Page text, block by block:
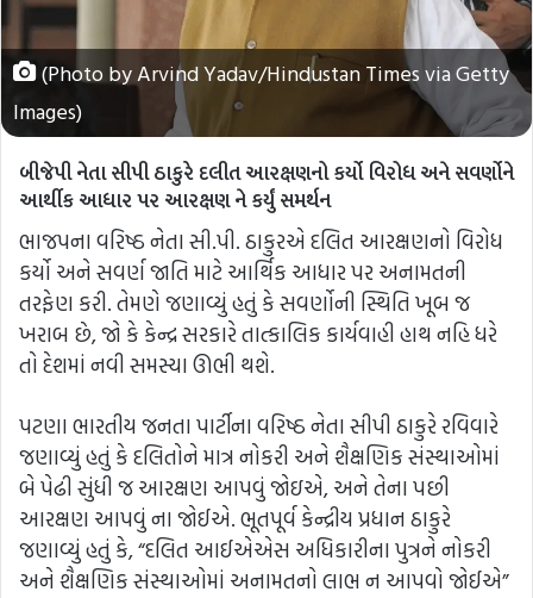
(Photo by Arvind Yadav/Hindustan Times via Getty
Images)
બીજેપી નેતા સીપી ઠાકુરે દલીત આરક્ષણનો કર્યો વિરોધ અને સવર્ણોને
આર્થીક આધાર પર આરક્ષણ ને કર્યું સમર્થન
ભાજપના વરિષ્ઠ નેતા સી.પી. ઠાકુરએ દલિત આરક્ષણનો વિરોધ
કર્યો અને સવર્ણ જાતિ માટે આર્થિક આધાર પર અનામતની
તરફેણ કરી. તેમણે જણાવ્યું હતું કે સવર્ણોની સ્થિતિ ખૂબ જ
ખરાબ છે, જો કે કેન્દ્ર સરકારે તાત્કાલિક કાર્યવાહી હાથ નહિ ધરે
તો દેશમાં નવી સમસ્યા ઊભી થશે.
પટણા ભારતીય જનતા પાર્ટીના વરિષ્ઠ નેતા સીપી ઠાકુરે રવિવારે
જણાવ્યું હતું કે દલિતોને માત્ર નોકરી અને શૈક્ષણિક સંસ્થાઓમાં
બે પેઢી સુંધી જ આરક્ષણ આપવું જોઇએ, અને તેના પછી
આરક્ષણ આપવું ના જોઈએ. ભૂતપૂર્વ કેન્દ્રીય પ્રધાન ઠાકુરે
જણાવ્યું હતું કે, “દલિત આઈએએસ અધિકારીના પુત્રને નોકરી
અને શૈક્ષણિક સંસ્થાઓમાં અનામતનો લાભ ન ​​આપવો જોઈએ”